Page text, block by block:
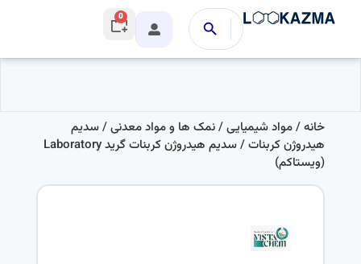
0
خانه/مواد شیمیایی/نمک ها و مواد معدنی/سدیم
هیدروژن کربنات
/ سدیم هیدروژن کربنات گرید Laboratory
(ویستاکم)